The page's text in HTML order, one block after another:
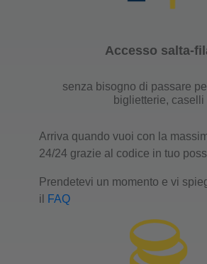
Accesso salta-
senza bisogno di passare
biglietterie, caselli
Arriva quando vuoi con la
24/24 grazie al codice in tuo
Prendetevi un momento e vi
il
FAQ